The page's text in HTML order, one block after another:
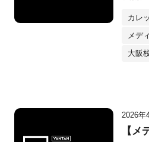
カレ
メデ
大阪
2026年
【メ